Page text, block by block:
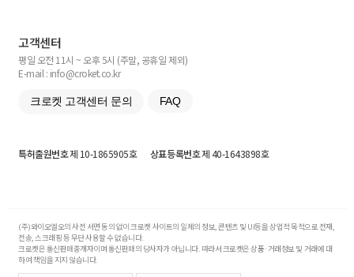
고객센터
평일 오전 11시 ~ 오후 5시 (주말, 공휴일 제외)
E-mail : info@croket.co.kr
크로켓 고객센터 문의 FAQ
특허출원번호제 10-1865905호 상표등록번호제 40-1643898호
(주)와이오엘오의 사전 서면 동의 없이 크로켓 사이트의 일체의 정보, 콘텐츠 및 UI등을 상업적 목적으로 전재,
전송, 스크래핑 등 무단 사용할 수 없습니다.
크로켓은 통신판매중개자이며 통신판매의 당사자가 아닙니다. 따라서 크로켓은 상품·거래정보 및 거래에 대
하여 책임을 지지 않습니다.